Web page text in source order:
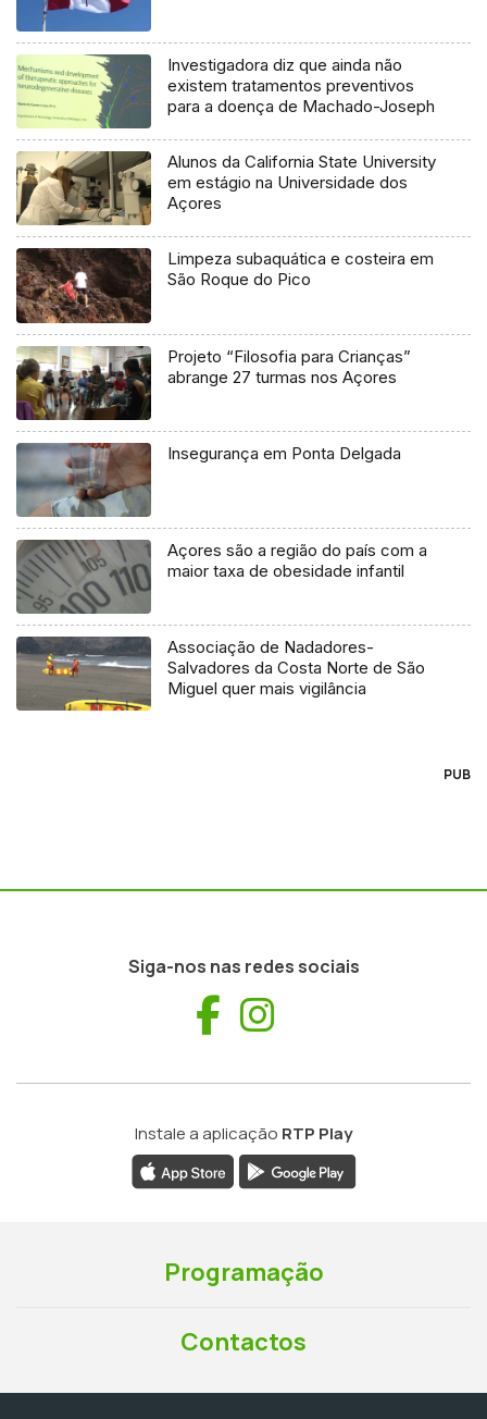
Investigadora diz que ainda não
existem tratamentos preventivos
para a doença de Machado-Joseph
Alunos da California State University
em estágio na Universidade dos
Açores
Limpeza subaquática e costeira em
São Roque do Pico
Projeto “Filosofia para Crianças”
abrange 27 turmas nos Açores
Insegurança em Ponta Delgada
Açores são a região do país com a
maior taxa de obesidade infantil
Associação de Nadadores-
Salvadores da Costa Norte de São
Miguel quer mais vigilância
PUB
Siga-nos nas redes sociais
Facebook
Instale a aplicação RTP Play
Programação
Contactos